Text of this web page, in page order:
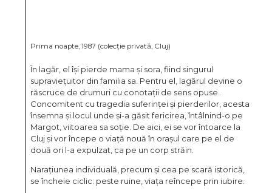
Prima noapte, 1987 (colecție privată, Cluj)
În lagăr, el își pierde mama și sora, fiind singurul
supraviețuitor din familia sa. Pentru el, lagărul devine o
răscruce de drumuri cu conotații de sens opuse.
Concomitent cu tragedia suferinței și pierderilor, acesta
însemna și locul unde și-a găsit fericirea, întâlnind-o pe
Margot, viitoarea sa soție. De aici, ei se vor întoarce la
Cluj și vor începe o viață nouă în orașul care pe el de
două ori l-a expulzat, ca pe un corp străin.
Narațiunea individuală, precum și cea pe scară istorică,
se încheie ciclic: peste ruine, viața reîncepe prin iubire.